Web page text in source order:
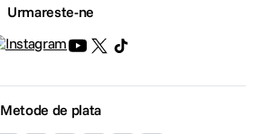
Urmareste-ne
Metode de plata